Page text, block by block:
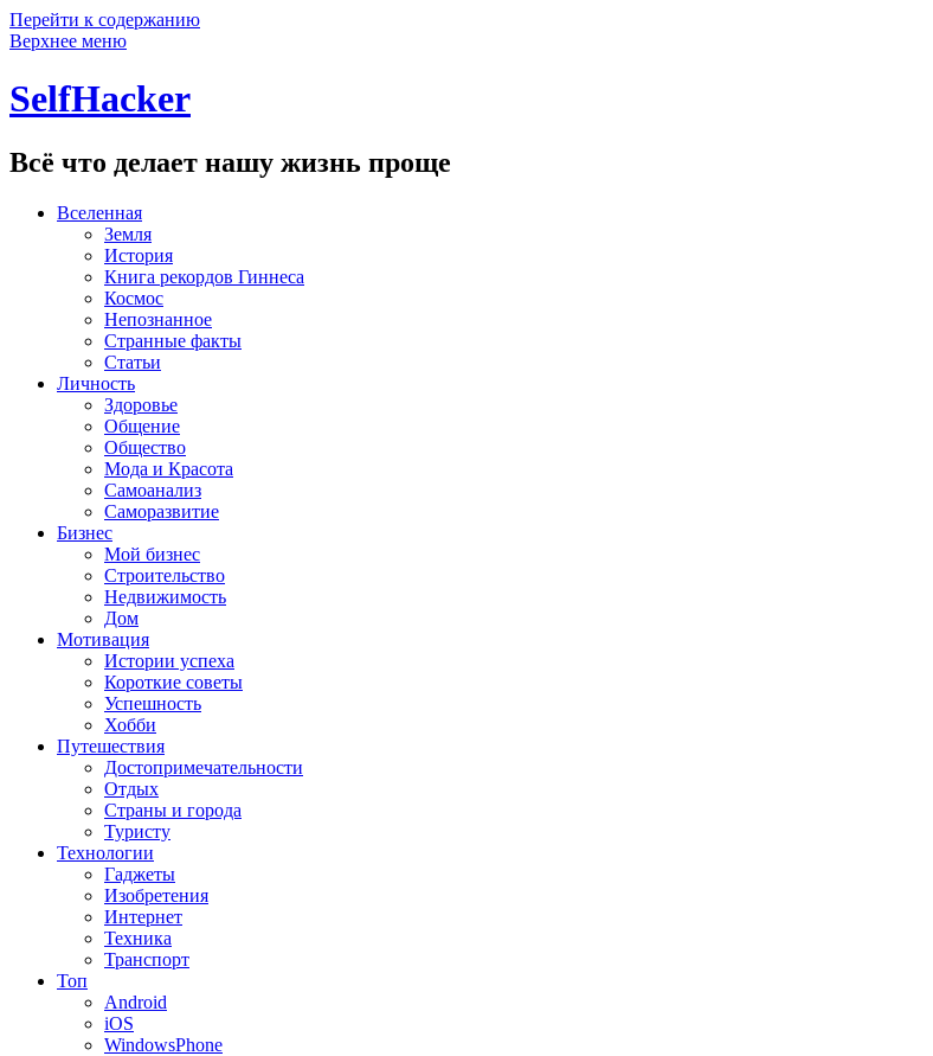
Перейти к содержанию
Верхнее меню
SelfHacker
Всё что делает нашу жизнь проще
Вселенная
Земля
История
Книга рекордов Гиннеса
Космос
Непознанное
Странные факты
Статьи
Личность
Здоровье
Общение
Общество
Мода и Красота
Самоанализ
Саморазвитие
Бизнес
Мой бизнес
Строительство
Недвижимость
Дом
Мотивация
Истории успеха
Короткие советы
Успешность
Хобби
Путешествия
Достопримечательности
Отдых
Страны и города
Туристу
Технологии
Гаджеты
Изобретения
Интернет
Техника
Транспорт
Топ
Android
iOS
WindowsPhone